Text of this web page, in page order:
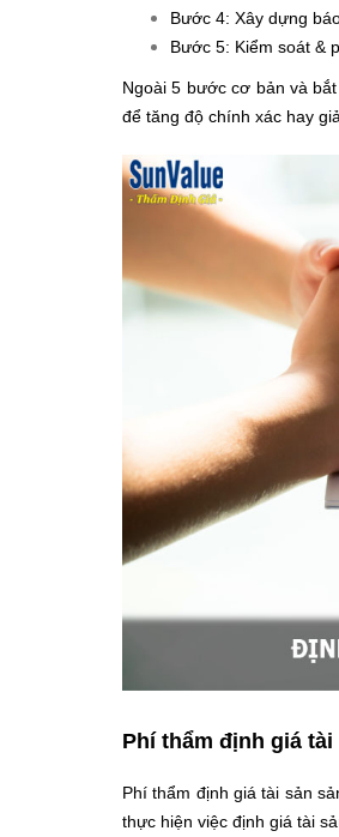
Bước 4: Xây dựng
Bước 5: Kiểm soát &
Ngoài 5 bước cơ bản và
để tăng độ chính xác hay
Phí thẩm định giá
Phí thẩm định giá tài sản
thực hiện việc định giá tài